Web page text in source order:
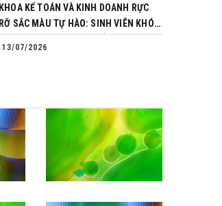
KHOA KẾ TOÁN VÀ KINH DOANH RỰC
RỠ SẮC MÀU TỰ HÀO: SINH VIÊN KHÓA
13/07/2026